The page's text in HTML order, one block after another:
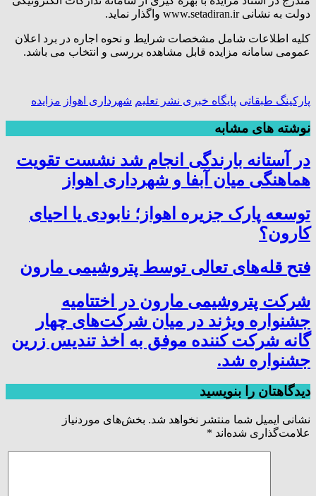
دولت به نشانی www.setadiran.ir واگذار نماید.
کلیه اطلاعات شامل مشخصات شرایط و نحوه اجاره در برد اعلان
عمومی سامانه مزایده قابل مشاهده بررسی و انتخاب می باشد.
پارکینگ طبقاتی پایگاه خبری نشر تعلیم شهرداری اهواز مزایده
نوشته های مشابه
در آستانه بارندگی‌ انجام شد نشست تقویت
هماهنگی میان آبفا و شهرداری اهواز
توسعه پارک جزیره اهواز؛ نابودی یا احیای
کارون؟
فتح‌ قله‌های تعالی توسط پتروشیمی مارون
شرکت پتروشیمی مارون در اختتامیه
جشنواره ویژند در میان شرکت‌های چهار
گانه شرکت کننده موفق به اخذ تندیس زرین
جشنواره شد.
دیدگاهتان را بنویسید
نشانی ایمیل شما منتشر نخواهد شد. بخش‌های موردنیاز
علامت‌گذاری شده‌اند *